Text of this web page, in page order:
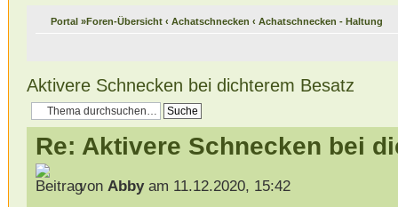
Portal»Foren-Übersicht ‹ Achatschnecken ‹ Achatschnecken - Haltung
Aktivere Schnecken bei dichterem Besatz
Re: Aktivere Schnecken bei
von Abbyam 11.12.2020, 15:42